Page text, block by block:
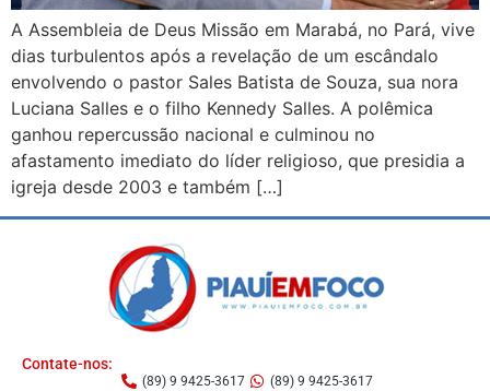
A Assembleia de Deus Missão em Marabá, no Pará, vive
dias turbulentos após a revelação de um escândalo
envolvendo o pastor Sales Batista de Souza, sua nora
Luciana Salles e o filho Kennedy Salles. A polêmica
ganhou repercussão nacional e culminou no
afastamento imediato do líder religioso, que presidia a
igreja desde 2003 e também […]
Contate-nos:
(89) 9 9425-3617 (89) 9 9425-3617